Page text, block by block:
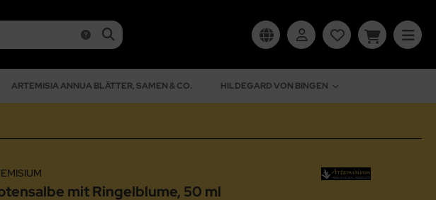
ARTEMISIA ANNUA BLÄTTER, SAMEN & CO. HILDEGARD VON BINGEN
mit Ringelblume, 50 ml